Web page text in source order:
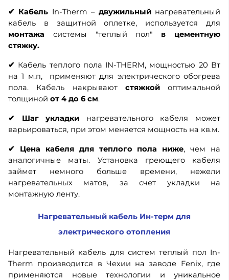
✔ Кабель In-Therm –двужильныйнагревательный
кабель в защитной оплетке, используется для
монтажа системы "теплый пол" в цементную
стяжку.
✔ Кабель теплого пола IN-THERM, мощностью 20 Вт
на 1 м.п, применяют для электрического обогрева
пола. Кабель накрывают стяжкойоптимальной
толщиной от 4 до 6 см.
✔ Шаг укладки нагревательного кабеля может
варьироваться, при этом меняется мощность на кв.м.
✔ Цена кабеля для теплого пола ниже, чем на
аналогичные маты. Установка греющего кабеля
займет немного больше времени, нежели
нагревательных матов, за счет укладки на
монтажную ленту.
Нагревательный кабель Ин-терм для
электрического отопления
Нагревательный кабель для систем теплый пол In-
Therm производится в Чехии на заводе Fenix, где
применяются новые технологии и уникальное